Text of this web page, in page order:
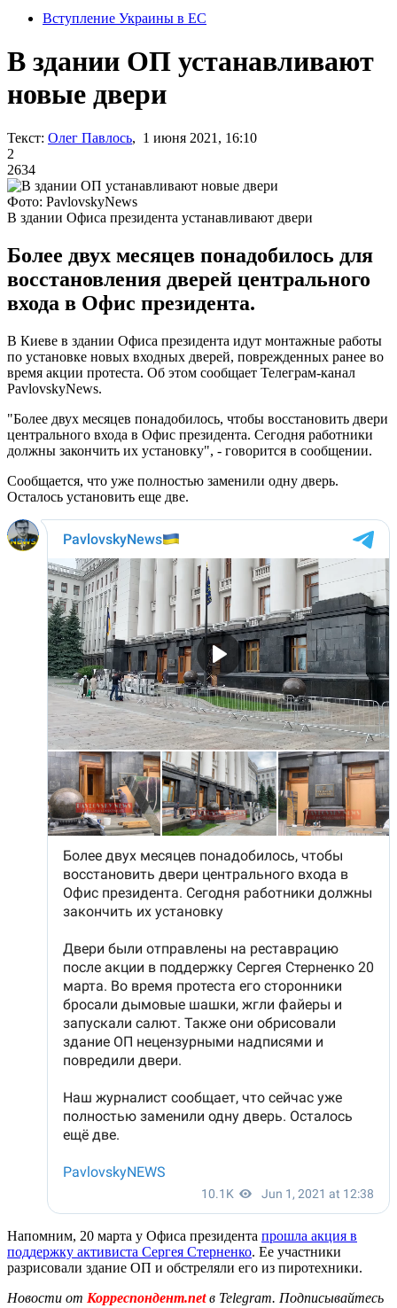
Вступление Украины в ЕС
В здании ОП устанавливают
новые двери
Текст: Олег Павлось, 1 июня 2021, 16:10
2
2634
Фото: PavlovskyNews
В здании Офиса президента устанавливают двери
Более двух месяцев понадобилось для
восстановления дверей центрального
входа в Офис президента.
В Киеве в здании Офиса президента идут монтажные работы
по установке новых входных дверей, поврежденных ранее во
время акции протеста. Об этом сообщает Телеграм-канал
PavlovskyNews.
"Более двух месяцев понадобилось, чтобы восстановить двери
центрального входа в Офис президента. Сегодня работники
должны закончить их установку", - говорится в сообщении.
Сообщается, что уже полностью заменили одну дверь.
Осталось установить еще две.
Напомним, 20 марта у Офиса президента прошла акция в
поддержку активиста Сергея Стерненко. Ее участники
разрисовали здание ОП и обстреляли его из пиротехники.
Новости от Корреспондент.netв Telegram. Подписывайтесь